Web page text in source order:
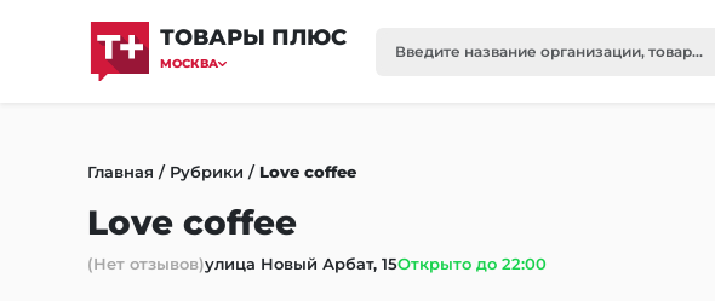
ТОВАРЫ ПЛЮС
МОСКВА
Главная / Рубрики / Love coffee
Love coffee
(Нет отзывов)улица Новый Арбат, 15Открыто до 22:00